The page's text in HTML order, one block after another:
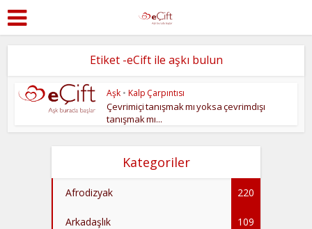
Etiket -eCift ile aşkı bulun
Aşk • Kalp Çarpıntısı
Çevrimiçi tanışmak mı yoksa çevrimdışı
tanışmak mı...
Kategoriler
Afrodizyak 220
Arkadaşlık 109